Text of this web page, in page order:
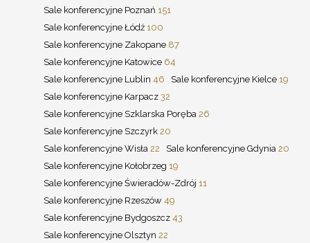
Sale konferencyjne Poznań 151
Sale konferencyjne Łódź 100
Sale konferencyjne Zakopane 87
Sale konferencyjne Katowice 64
Sale konferencyjne Lublin 46 Sale konferencyjne Kielce 19
Sale konferencyjne Karpacz 32
Sale konferencyjne Szklarska Poręba 26
Sale konferencyjne Szczyrk 20
Sale konferencyjne Wisła 22 Sale konferencyjne Gdynia 20
Sale konferencyjne Kołobrzeg 19
Sale konferencyjne Świeradów-Zdrój 11
Sale konferencyjne Rzeszów 49
Sale konferencyjne Bydgoszcz 43
Sale konferencyjne Olsztyn 22